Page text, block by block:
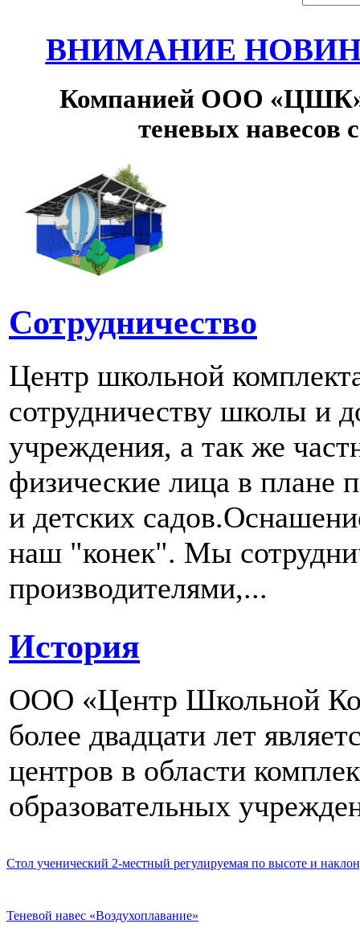
ВНИМАНИЕ
Компанией ООО «ЦШК»
теневых навесов
Сотрудничество
Центр школьной
сотрудничеству школы и
учреждения, а так же
физические лица в плане
и детских
наш "конек". Мы
производителями,...
История
ООО «Центр Школьной
более двадцати лет
центров в области
образовательных
Стол ученический 2-местный регулируемая по высоте и
Теневой навес «Воздухоплавание»